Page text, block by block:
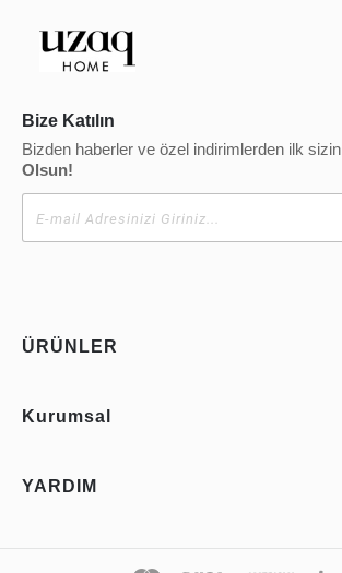
Bize Katılın
Bizden haberler ve özel indirimlerden ilk sizin
Olsun!
ÜRÜNLER
Kurumsal
YARDIM